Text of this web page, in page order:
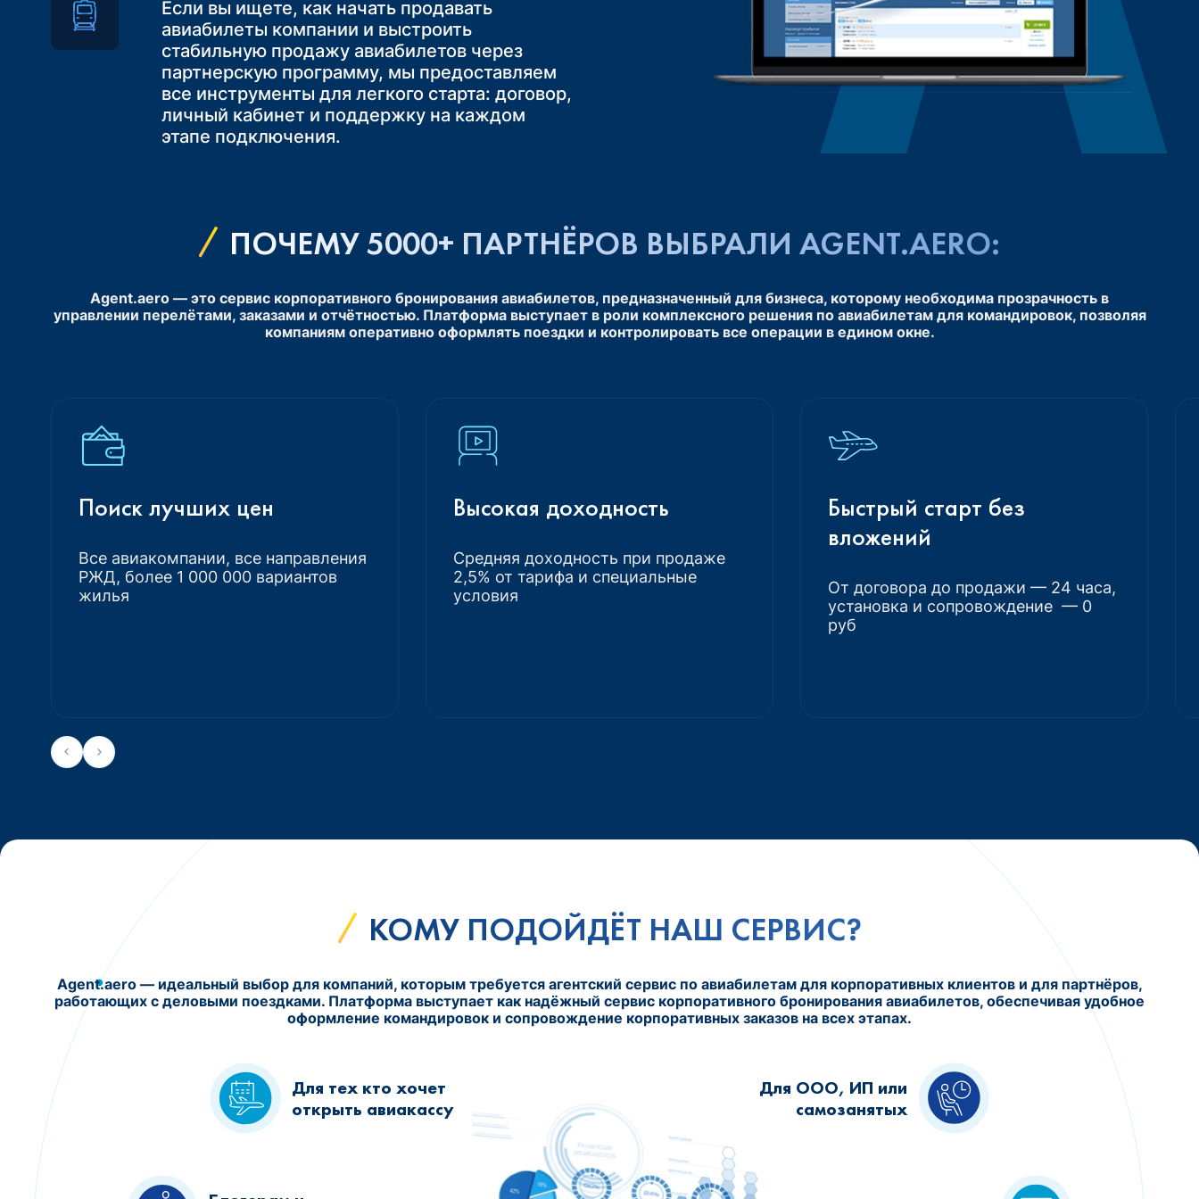
Если вы ищете, как начать продавать
авиабилеты компании и выстроить
стабильную продажу авиабилетов через
партнерскую программу, мы предоставляем
все инструменты для легкого старта: договор,
личный кабинет и поддержку на каждом
этапе подключения.
клиентов максимально удобным и приятным
Это не только повышает удовлетворённость
услугой, но и укрепляет лояльность,
увеличивая шансы на повторные обращения
и продажи
более комфортным для клиентов
Одним из ключевых преимуществ групповых
авиаперевозок является фиксированная
стоимость билетов и исключение риска
нехватки мест на рейсе
Главный плюс — вы сможете комбинировать
маршруты «Самолёт + Поезд». Это
идеальное решение для путешественников,
которое повысит их лояльность и вашу
конкурентоспособность на рынке.
ПОЧЕМУ 5000+ ПАРТНЁРОВ ВЫБРАЛИ AGENT.AERO:
Agent.aero — это сервис корпоративного бронирования авиабилетов, предназначенный для бизнеса, которому необходима прозрачность в
управлении перелётами, заказами и отчётностью. Платформа выступает в роли комплексного решения по авиабилетам для командировок, позволяя
компаниям оперативно оформлять поездки и контролировать все операции в едином окне.
Поиск лучших цен
Все авиакомпании, все направления
РЖД, более 1 000 000 вариантов
жилья
Высокая доходность
Средняя доходность при продаже
2,5% от тарифа и специальные
условия
Быстрый старт без
вложений
От договора до продажи — 24 часа,
установка и сопровождение — 0
руб
КОМУ ПОДОЙДЁТ НАШ СЕРВИС?
Agent.aero — идеальный выбор для компаний, которым требуется агентский сервис по авиабилетам для корпоративных клиентов и для партнёров,
работающих с деловыми поездками. Платформа выступает как надёжный сервис корпоративного бронирования авиабилетов, обеспечивая удобное
оформление командировок и сопровождение корпоративных заказов на всех этапах.
Для тех кто хочет
открыть авиакассу
Для ООО, ИП или
самозанятых